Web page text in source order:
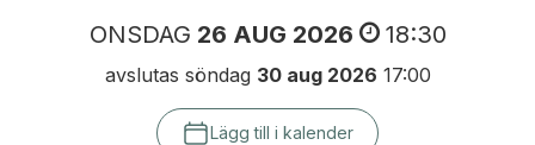
ONSDAG 26 AUG 2026 18:30
avslutas söndag 30 aug 2026 17:00
Lägg till i kalender